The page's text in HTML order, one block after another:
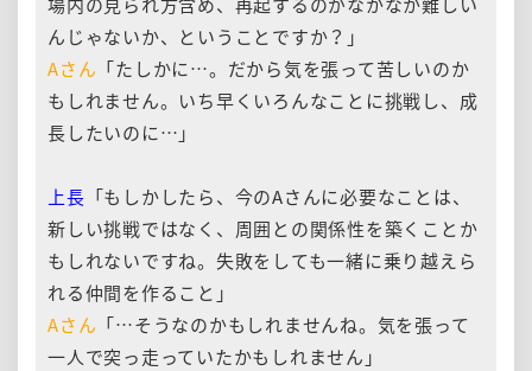
んじゃないか、ということですか？」
Aさん 「たしかに…。だから気を張って苦しいのか
もしれません。いち早くいろんなことに挑戦し、成
長したいのに…」
上長 「もしかしたら、今のAさんに必要なことは、
新しい挑戦ではなく、周囲との関係性を築くことか
もしれないですね。失敗をしても一緒に乗り越えら
れる仲間を作ること」
Aさん 「…そうなのかもしれませんね。気を張って
一人で突っ走っていたかもしれません」